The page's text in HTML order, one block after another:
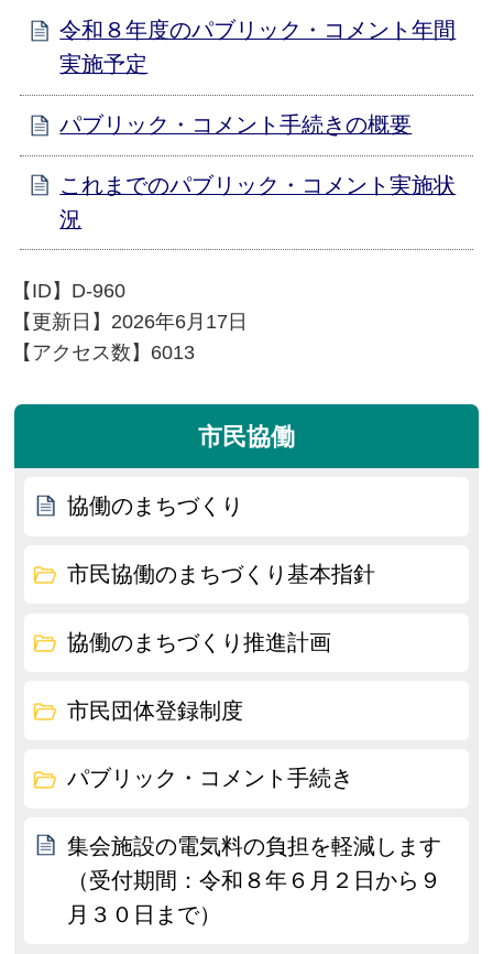
令和８年度のパブリック・コメント年間
実施予定
パブリック・コメント手続きの概要
これまでのパブリック・コメント実施状
況
【ID】 D-960
【更新日】 2026年6月17日
【アクセス数】 6013
市民協働
協働のまちづくり
市民協働のまちづくり基本指針
協働のまちづくり推進計画
市民団体登録制度
パブリック・コメント手続き
集会施設の電気料の負担を軽減します
（受付期間：令和８年６月２日から９
月３０日まで）